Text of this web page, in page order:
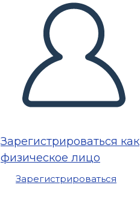
Зарегистрироваться как
физическое лицо
Зарегистрироваться